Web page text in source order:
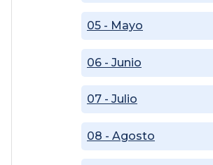
05 - Mayo
06 - Junio
07 - Julio
08 - Agosto